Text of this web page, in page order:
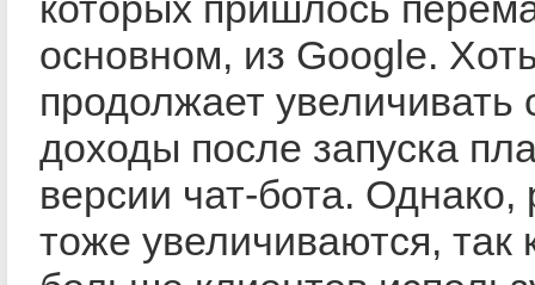
основном, из Google.
продолжает увеличивать
доходы после запуска
версии чат-бота. Однако,
тоже увеличиваются, так